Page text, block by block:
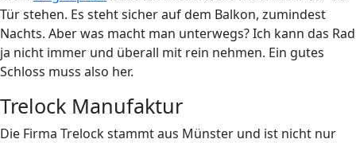
Tür stehen. Es steht sicher auf dem Balkon, zumindest
Nachts. Aber was macht man unterwegs? Ich kann das Rad
ja nicht immer und überall mit rein nehmen. Ein gutes
Schloss muss also her.
Trelock Manufaktur
Die Firma Trelock stammt aus Münster und ist nicht nur